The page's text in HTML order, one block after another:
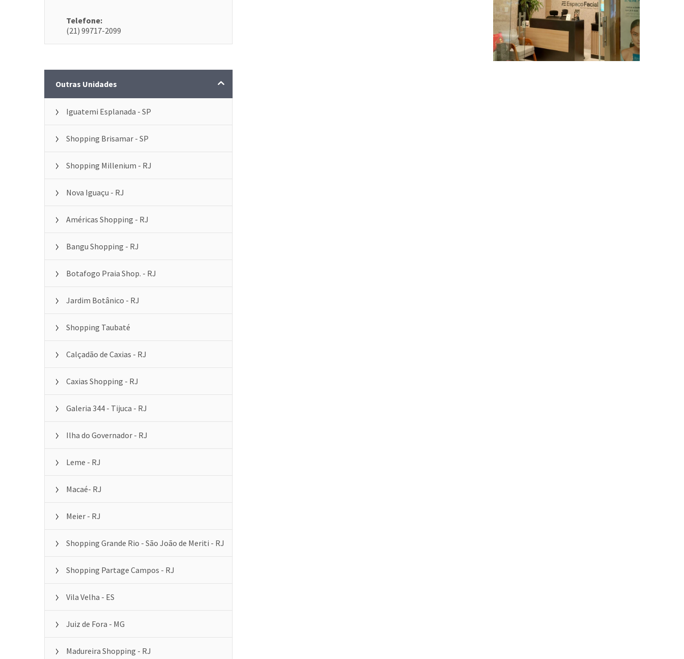
Telefone:
(21) 99717-2099
Outras Unidades
Iguatemi Esplanada - SP
Shopping Brisamar - SP
Shopping Millenium - RJ
Nova Iguaçu - RJ
Américas Shopping - RJ
Bangu Shopping - RJ
Botafogo Praia Shop. - RJ
Jardim Botânico - RJ
Shopping Taubaté
Calçadão de Caxias - RJ
Caxias Shopping - RJ
Galeria 344 - Tijuca - RJ
Ilha do Governador - RJ
Leme - RJ
Macaé- RJ
Meier - RJ
Shopping Grande Rio - São João de Meriti - RJ
Shopping Partage Campos - RJ
Vila Velha - ES
Juiz de Fora - MG
Madureira Shopping - RJ